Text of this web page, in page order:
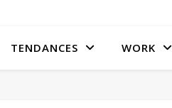
TENDANCES WORK